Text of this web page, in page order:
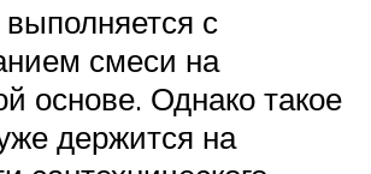
с
смеси на
основе. Однако такое
держится на